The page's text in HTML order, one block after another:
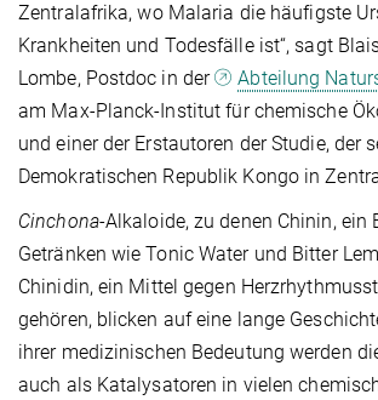
Zentralafrika, wo Malaria die häufigste
Krankheiten und Todesfälle ist“, sagt
Lombe, Postdoc in der
Abteilung
am Max-Planck-Institut für chemische
und einer der Erstautoren der Studie, der
Demokratischen Republik Kongo in
Cinchona-Alkaloide, zu denen Chinin, ein
Getränken wie Tonic Water und Bitter
Chinidin, ein Mittel gegen
gehören, blicken auf eine lange
ihrer medizinischen Bedeutung werden
auch als Katalysatoren in vielen